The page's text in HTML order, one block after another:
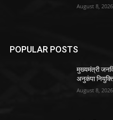
August 8, 2026
POPULAR POSTS
मुख्यमंत्री
अनुकंपा
August 8, 2026